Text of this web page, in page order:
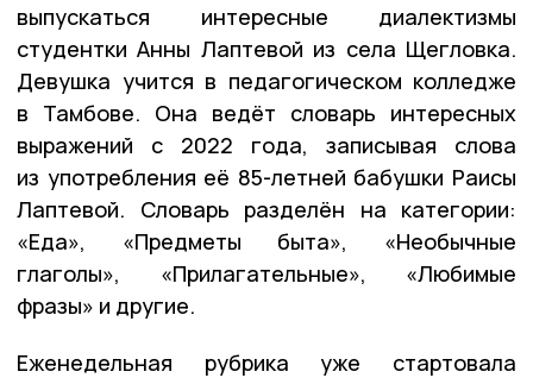
выпускаться интересные диалектизмы
студентки Анны Лаптевой из села Щегловка.
Девушка учится в педагогическом колледже
в Тамбове. Она ведёт словарь интересных
выражений с 2022 года, записывая слова
из употребления её 85-летней бабушки Раисы
Лаптевой. Словарь разделён на категории:
«Еда», «Предметы быта», «Необычные
глаголы», «Прилагательные», «Любимые
фразы» и другие.
Еженедельная рубрика уже стартовала